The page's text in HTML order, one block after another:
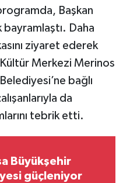
Başkan
bayramlaştı. Daha
ziyaret ederek
Kültür Merkezi Merinos
bağlı
da
tebrik etti.
Büyükşehir
güçleniyor